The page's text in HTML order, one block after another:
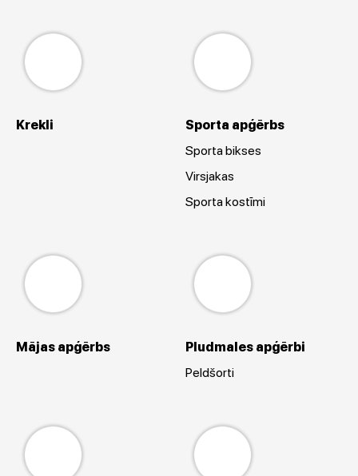
Krekli
Sporta apģērbs
Sporta bikses
Virsjakas
Sporta kostīmi
Mājas apģērbs
Pludmales apģērbi
Peldšorti